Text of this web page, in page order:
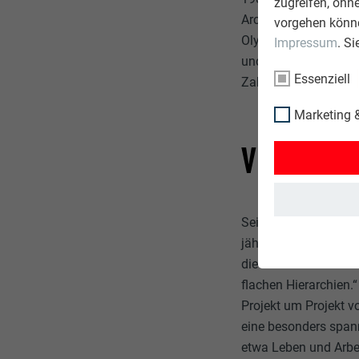
vorgehen
Impressum.
Essenziell
Marketing
Architekten und
Olympiaanlagen in
und gemeinsam
Zahl der Mitarbeiter
VON
Seit Beginn an
jährlich an 40 bis 50
die Ohren. Unsere
flachen
Projekt um Projekt
eine besonders
etwa Leben und